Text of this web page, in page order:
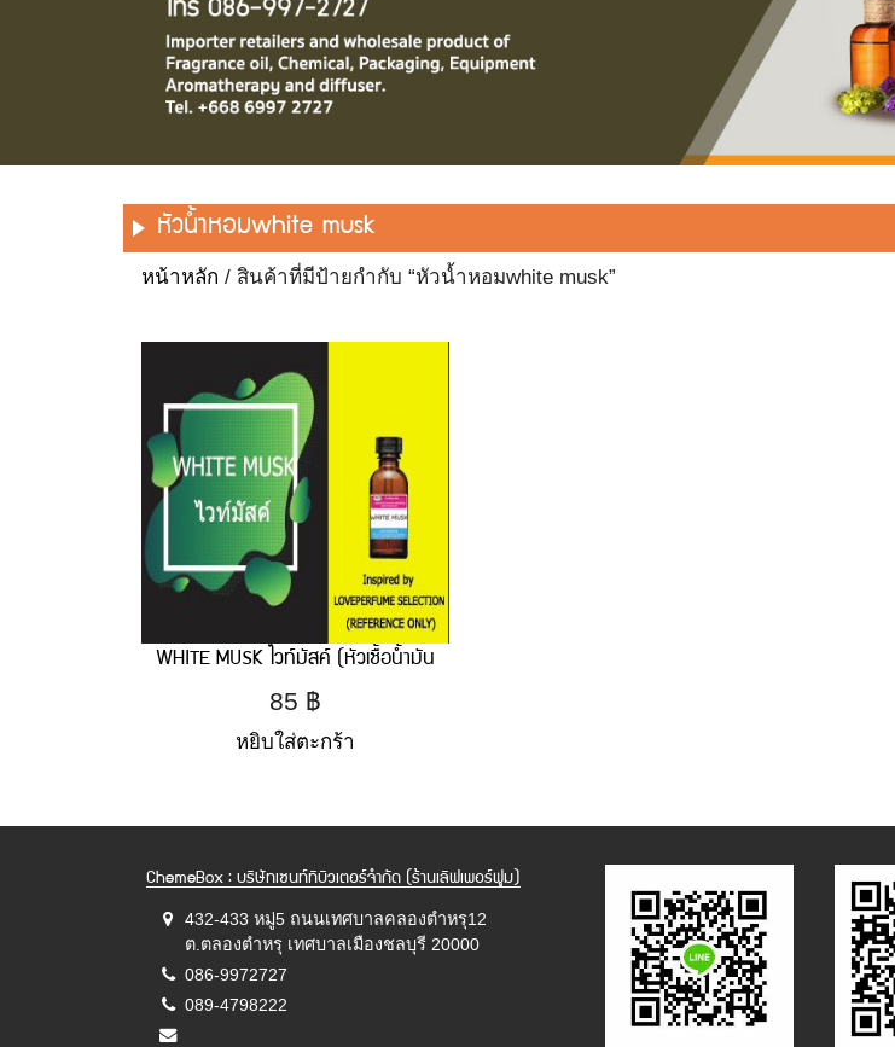
หัวน้ำหอมwhite musk
หน้าหลัก / สินค้าที่มีป้ายกำกับ “หัวน้ำหอมwhite musk”
WHITE MUSK ไวท์มัสค์ (หัวเชื้อน้ำมัน
หอม) 30 ml
85 ฿
หยิบใส่ตะกร้า
ChemeBox : บริษัทเซนท์ทิบิวเตอร์จำกัด (ร้านเลิฟเพอร์ฟูม)
432-433 หมู่5 ถนนเทศบาลคลองตำหรุ12
ต.ตลองตำหรุ เทศบาลเมืองชลบุรี 20000
086-9972727
089-4798222